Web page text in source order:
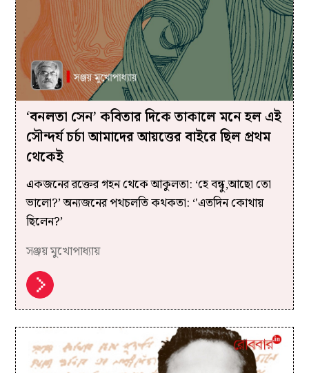
‘বনলতা সেন’ কবিতার দিকে তাকালে মনে হল এই
সৌন্দর্য চর্চা আমাদের আয়ত্তের বাইরে ছিল প্রথম
থেকেই
একজনের রক্তের গহন থেকে আকুলতা: ‘হে বন্ধু,আছো তো
ভালো?’ অন্যজনের পথচলতি কথকতা: ‘'এতদিন কোথায়
ছিলেন?’
সঞ্জয় মুখোপাধ্যায়